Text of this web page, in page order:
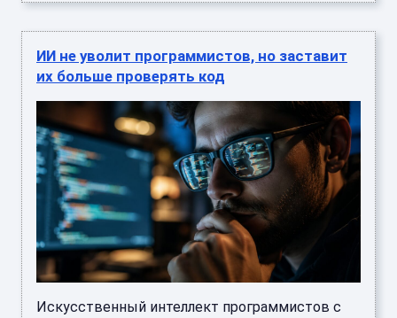
ИИ не уволит программистов, но заставит
их больше проверять код
Искусственный интеллект программистов с